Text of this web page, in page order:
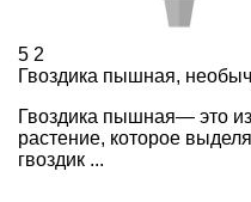
5 2
Гвоздика пышная,
Гвоздика пышная— это
растение, которое
гвоздик ...